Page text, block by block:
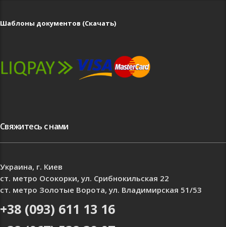
Шаблоны документов (Скачать)
Свяжитесь с нами
Украина, г. Киев
ст. метро Осокорки, ул. Срибнокильская 22
ст. метро Золотые Ворота, ул. Владимирская 51/53
+38 (093) 611 13 16